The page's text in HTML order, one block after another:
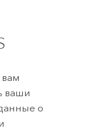
ваши
о